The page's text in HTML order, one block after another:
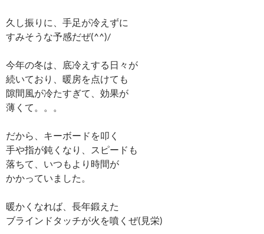
久し振りに、手足が冷えずに
すみそうな予感だぜ(^^)/
今年の冬は、底冷えする日々が
続いており、暖房を点けても
隙間風が冷たすぎて、効果が
薄くて。。。
だから、キーボードを叩く
手や指が鈍くなり、スピードも
落ちて、いつもより時間が
かかっていました。
暖かくなれば、長年鍛えた
ブラインドタッチが火を噴くぜ(見栄)